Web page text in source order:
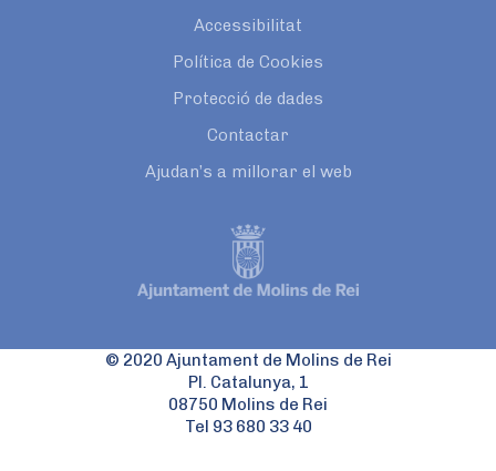
Accessibilitat
Política de Cookies
Protecció de dades
Contactar
Ajudan’s a millorar el web
© 2020 Ajuntament de Molins de Rei
Pl. Catalunya, 1
08750 Molins de Rei
Tel 93 680 33 40